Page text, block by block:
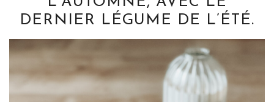
DERNIER LÉGUME DE L’ÉTÉ.